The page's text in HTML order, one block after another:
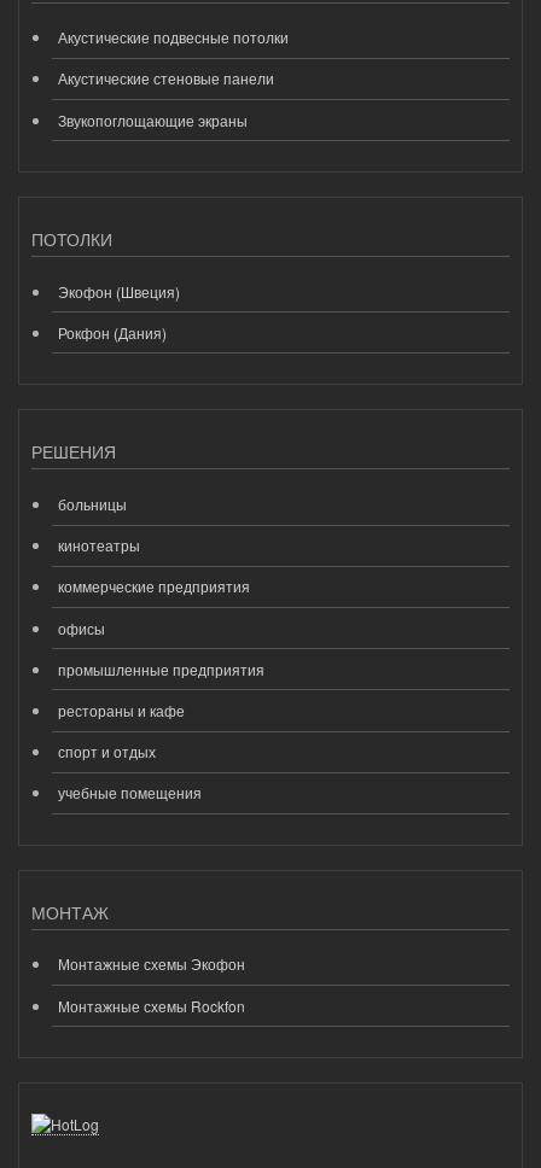
Акустические подвесные потолки
Акустические стеновые панели
Звукопоглощающие экраны
ПОТОЛКИ
Экофон (Швеция)
Рокфон (Дания)
РЕШЕНИЯ
больницы
кинотеатры
коммерческие предприятия
офисы
промышленные предприятия
рестораны и кафе
спорт и отдых
учебные помещения
МОНТАЖ
Монтажные схемы Экофон
Монтажные схемы Rockfon